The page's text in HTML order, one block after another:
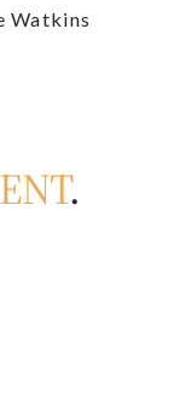
Watkins
.